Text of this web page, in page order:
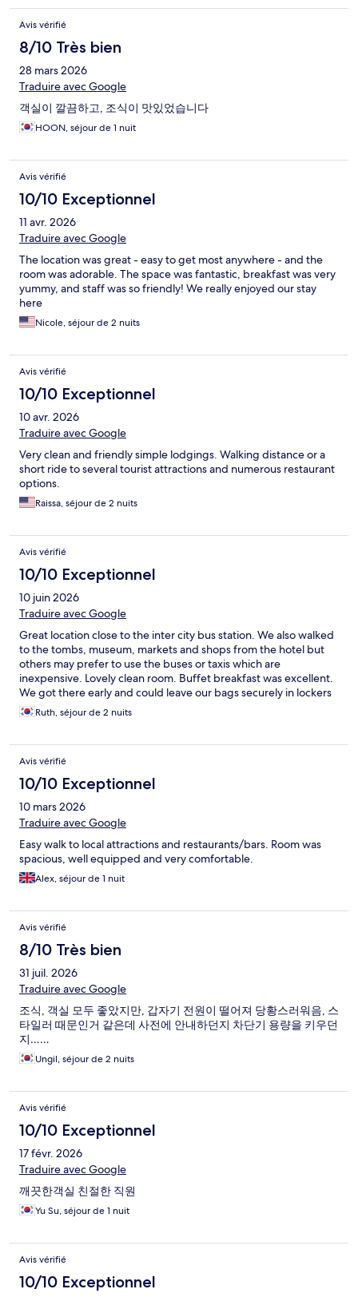
Avis vérifié
8/10 Très bien
28 mars 2026
Traduire avec Google
객실이 깔끔하고, 조식이 맛있었습니다
HOON, séjour de 1 nuit
Avis vérifié
10/10 Exceptionnel
11 avr. 2026
Traduire avec Google
The location was great - easy to get most anywhere - and the
room was adorable. The space was fantastic, breakfast was very
yummy, and staff was so friendly! We really enjoyed our stay
here
Nicole, séjour de 2 nuits
Avis vérifié
10/10 Exceptionnel
10 avr. 2026
Traduire avec Google
Very clean and friendly simple lodgings. Walking distance or a
short ride to several tourist attractions and numerous restaurant
options.
Raissa, séjour de 2 nuits
Avis vérifié
10/10 Exceptionnel
10 juin 2026
Traduire avec Google
Great location close to the inter city bus station. We also walked
to the tombs, museum, markets and shops from the hotel but
others may prefer to use the buses or taxis which are
inexpensive. Lovely clean room. Buffet breakfast was excellent.
We got there early and could leave our bags securely in lockers
until check in. Would definitely stay here again.
Ruth, séjour de 2 nuits
Avis vérifié
10/10 Exceptionnel
10 mars 2026
Traduire avec Google
Easy walk to local attractions and restaurants/bars. Room was
spacious, well equipped and very comfortable.
Alex, séjour de 1 nuit
Avis vérifié
8/10 Très bien
31 juil. 2026
Traduire avec Google
조식, 객실 모두 좋았지만, 갑자기 전원이 떨어져 당황스러워음, 스
타일러 때문인거 같은데 사전에 안내하던지 차단기 용량을 키우던
지……
Ungil, séjour de 2 nuits
Avis vérifié
10/10 Exceptionnel
17 févr. 2026
Traduire avec Google
깨끗한객실 친절한 직원
Yu Su, séjour de 1 nuit
Avis vérifié
10/10 Exceptionnel